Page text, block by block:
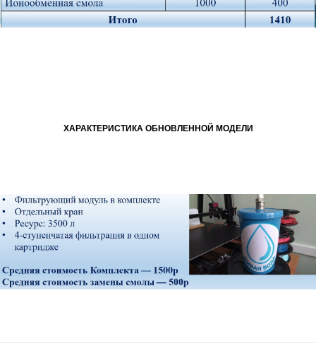
ХАРАКТЕРИСТИКА ОБНОВЛЕННОЙ МОДЕЛИ